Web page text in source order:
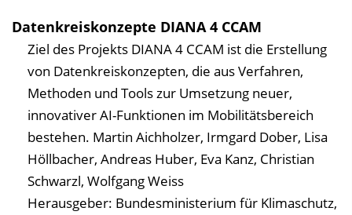
Datenkreiskonzepte DIANA 4 CCAM
Ziel des Projekts DIANA 4 CCAM ist die Erstellung
von Datenkreiskonzepten, die aus Verfahren,
Methoden und Tools zur Umsetzung neuer,
innovativer AI-Funktionen im Mobilitätsbereich
bestehen. Martin Aichholzer, Irmgard Dober, Lisa
Höllbacher, Andreas Huber, Eva Kanz, Christian
Schwarzl, Wolfgang Weiss
Herausgeber: Bundesministerium für Klimaschutz,